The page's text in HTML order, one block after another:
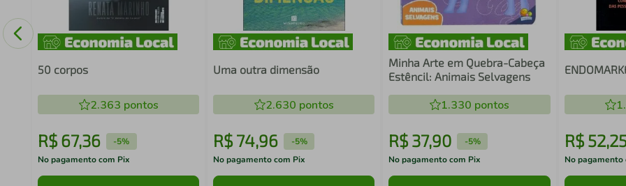
50 corpos
2.363 pontos
R$ 67,36 -5%
No pagamento com Pix
Uma outra dimensão
2.630 pontos
R$ 74,96 -5%
No pagamento com Pix
Minha Arte em Quebra-Cabeça
Estêncil: Animais Selvagens
1.330 pontos
R$37,90 -5%
No pagamento com Pix
R$ 52,
No pagamento